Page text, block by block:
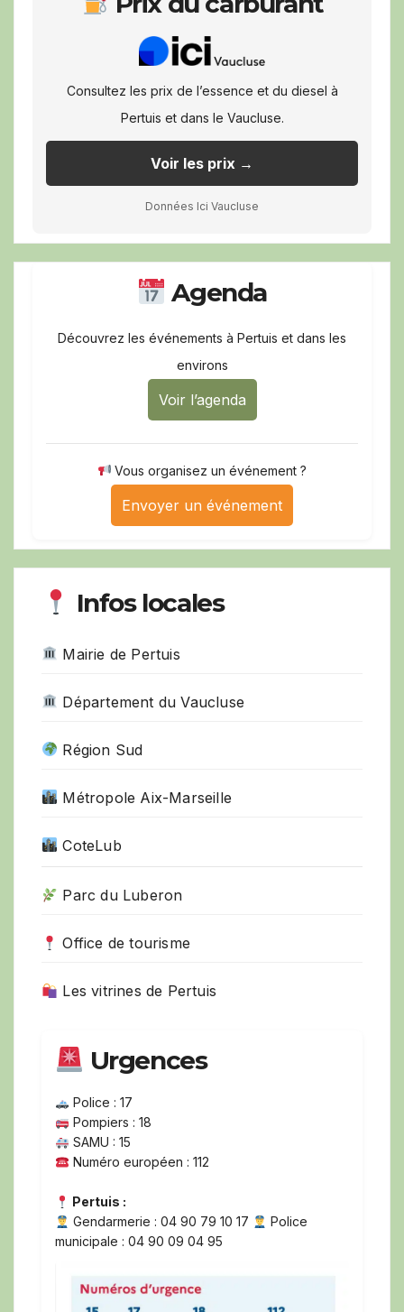
Consultez les prix de l’essence et du diesel à
Pertuis et dans le Vaucluse.
Voir les prix →
Données Ici Vaucluse
Agenda
Découvrez les événements à Pertuis et dans les
environs
Voir l’agenda
Vous organisez un événement ?
Envoyer un événement
Infos locales
Mairie de Pertuis
Département du Vaucluse
Région Sud
Métropole Aix-Marseille
CoteLub
Parc du Luberon
Office de tourisme
Les vitrines de Pertuis
Urgences
Police : 17
Pompiers : 18
SAMU : 15
Numéro européen : 112
Pertuis :
Gendarmerie : 04 90 79 10 17
Police
municipale : 04 90 09 04 95